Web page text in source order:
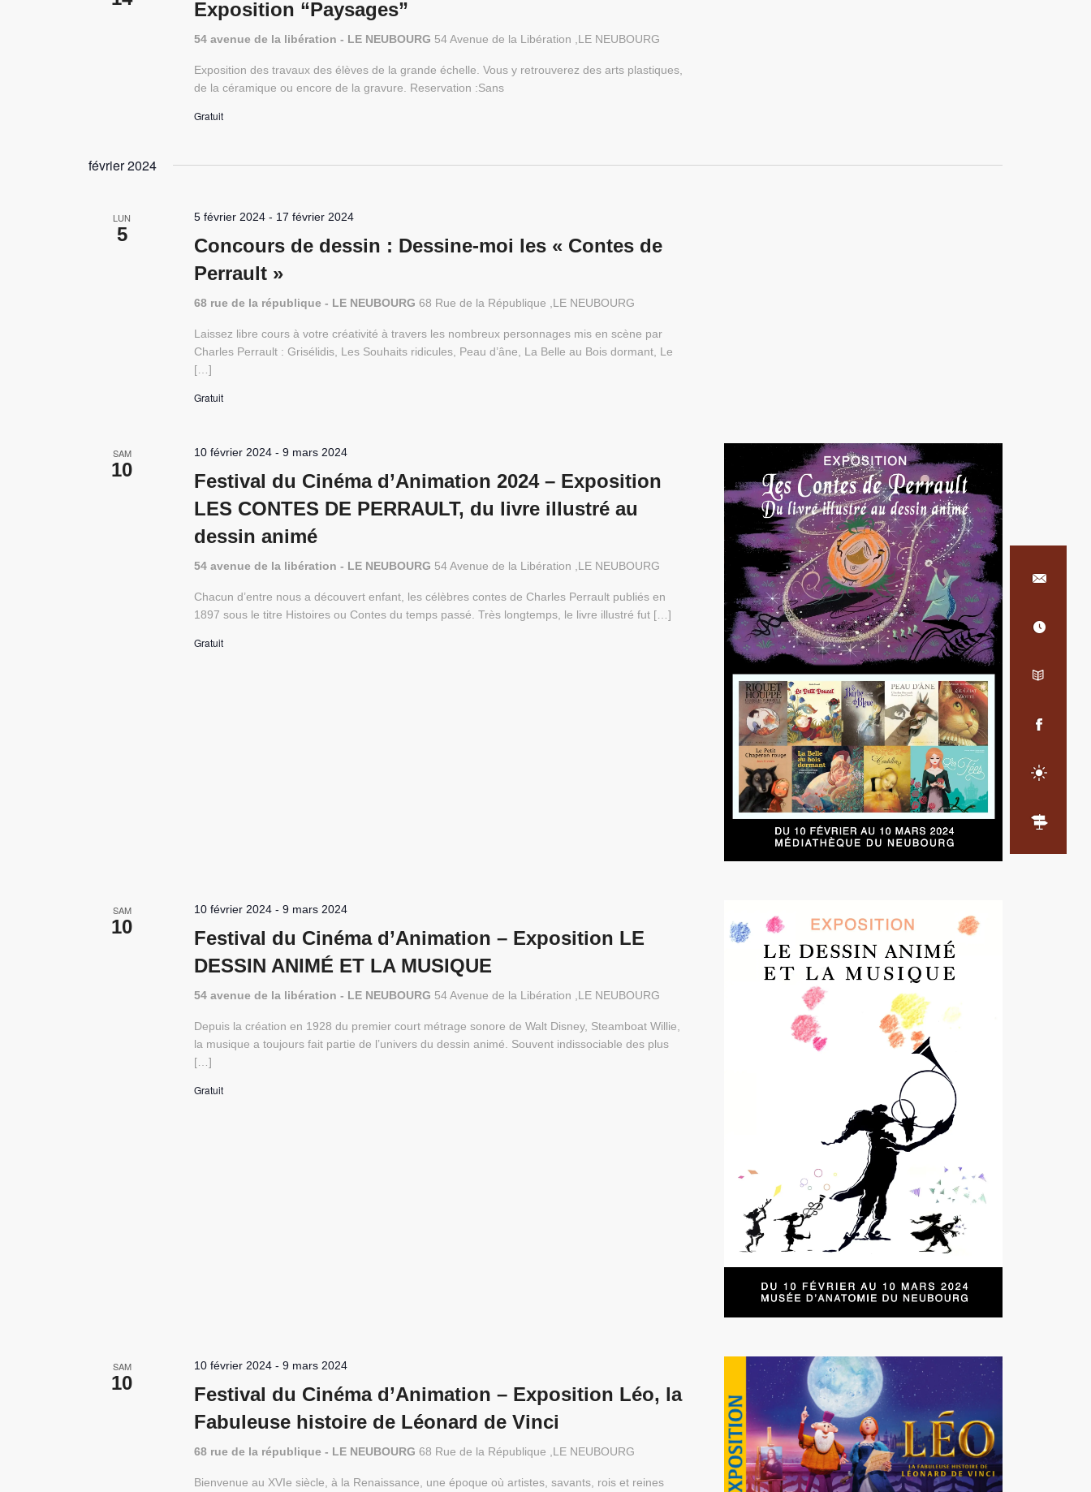
Exposition “Paysages”
54 avenue de la libération - LE NEUBOURG 54 Avenue de la Libération ,LE NEUBOURG
Exposition des travaux des élèves de la grande échelle. Vous y retrouverez des arts plastiques,
de la céramique ou encore de la gravure. Reservation :Sans
Gratuit
février 2024
LUN
5
5 février 2024 - 17 février 2024
Concours de dessin : Dessine-moi les « Contes de
Perrault »
68 rue de la république - LE NEUBOURG68 Rue de la République ,LE NEUBOURG
Laissez libre cours à votre créativité à travers les nombreux personnages mis en scène par
Charles Perrault : Grisélidis, Les Souhaits ridicules, Peau d’âne, La Belle au Bois dormant, Le
[…]
Gratuit
SAM
10
10 février 2024 -9 mars 2024
Festival du Cinéma d’Animation 2024 – Exposition
LES CONTES DE PERRAULT, du livre illustré au
dessin animé
54 avenue de la libération - LE NEUBOURG 54 Avenue de la Libération ,LE NEUBOURG
Chacun d’entre nous a découvert enfant, les célèbres contes de Charles Perrault publiés en
1897 sous le titre Histoires ou Contes du temps passé. Très longtemps, le livre illustré fut […]
Gratuit
SAM
10
10 février 2024 -9 mars 2024
Festival du Cinéma d’Animation – Exposition LE
DESSIN ANIMÉ ET LA MUSIQUE
54 avenue de la libération - LE NEUBOURG 54 Avenue de la Libération ,LE NEUBOURG
Depuis la création en 1928 du premier court métrage sonore de Walt Disney, Steamboat Willie,
la musique a toujours fait partie de l’univers du dessin animé. Souvent indissociable des plus
[…]
Gratuit
SAM
10
10 février 2024 -9 mars 2024
Festival du Cinéma d’Animation – Exposition Léo, la
Fabuleuse histoire de Léonard de Vinci
68 rue de la république - LE NEUBOURG68 Rue de la République ,LE NEUBOURG
Bienvenue au XVIe siècle, à la Renaissance, une époque où artistes, savants, rois et reines